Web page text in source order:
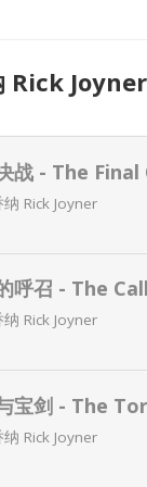
Rick Joyner
战 - The
Rick Joyner
呼召 - The Call
Rick Joyner
宝剑 - The
Rick Joyner